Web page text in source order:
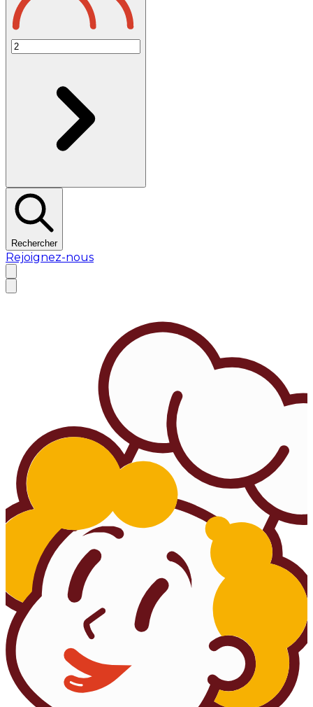
Rechercher
Rejoignez-nous